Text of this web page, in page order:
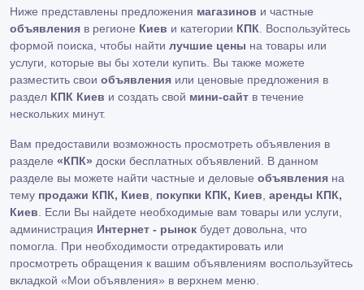
Ниже представлены предложения магазинов и частные
объявления в регионе Киев и категории КПК . Воспользуйтесь
формой поиска, чтобы найти лучшие цены на товары или
услуги, которые вы бы хотели купить. Вы также можете
разместить свои объявления или ценовые предложения в
раздел КПК Киев и создать свой мини-сайт в течение
нескольких минут.
Вам предоставили возможность просмотреть объявления в
разделе «КПК» доски бесплатных объявлений. В данном
разделе вы можете найти частные и деловые объявления на
тему продажи КПК, Киев покупки КПК, Киев аренды КПК,
Киев . Если Вы найдете необходимые вам товары или услуги,
администрация Интернет - рынок будет довольна, что
помогла. При необходимости отредактировать или
просмотреть обращения к вашим объявлениям воспользуйтесь
вкладкой «Мои объявления» в верхнем меню.